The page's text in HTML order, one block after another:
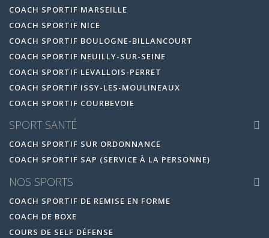
COACH SPORTIF MARSEILLE
COACH SPORTIF NICE
COACH SPORTIF BOULOGNE-BILLANCOURT
COACH SPORTIF NEUILLY-SUR-SEINE
COACH SPORTIF LEVALLOIS-PERRET
COACH SPORTIF ISSY-LES-MOULINEAUX
COACH SPORTIF COURBEVOIE
SPORT SANTÉ
COACH SPORTIF SUR ORDONNANCE
COACH SPORTIF SAP (SERVICE À LA PERSONNE)
NOS SPORTS
COACH SPORTIF DE REMISE EN FORME
COACH DE BOXE
COURS DE SELF DÉFENSE